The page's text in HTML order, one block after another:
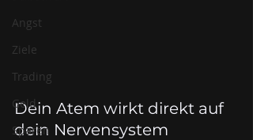
Angst
Ziele
Trading
Geld
Sparen
Dein Atem wirkt direkt auf
dein Nervensystem